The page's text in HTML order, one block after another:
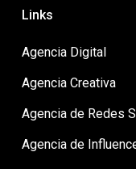
Links
Agencia Digital
Agencia Creativa
Agencia de Redes
Agencia de